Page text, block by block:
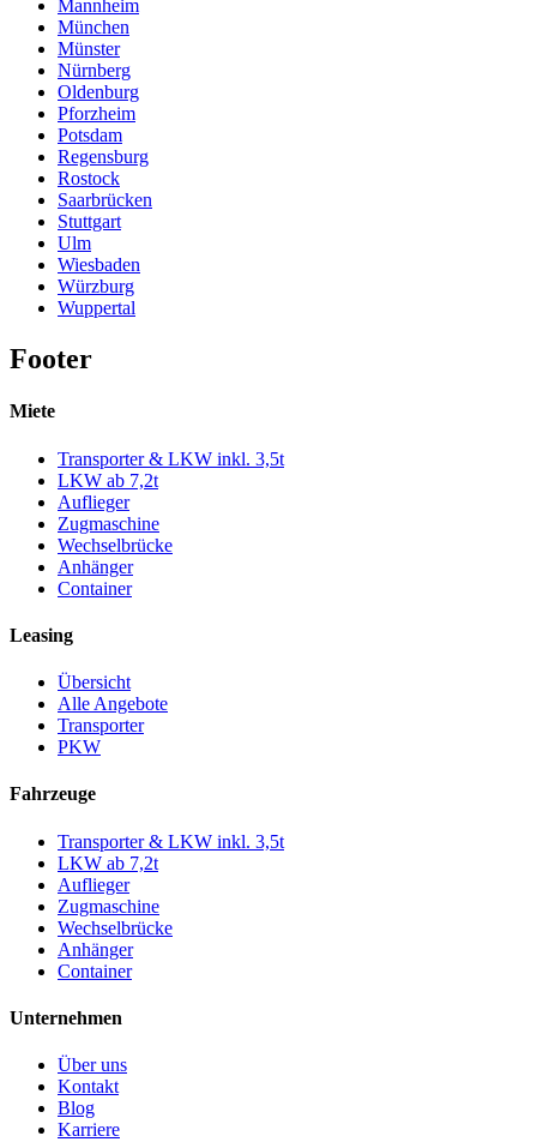
Mannheim
München
Münster
Nürnberg
Oldenburg
Pforzheim
Potsdam
Regensburg
Rostock
Saarbrücken
Stuttgart
Ulm
Wiesbaden
Würzburg
Wuppertal
Footer
Miete
Transporter & LKW inkl. 3,5t
LKW ab 7,2t
Auflieger
Zugmaschine
Wechselbrücke
Anhänger
Container
Leasing
Übersicht
Alle Angebote
Transporter
PKW
Fahrzeuge
Transporter & LKW inkl. 3,5t
LKW ab 7,2t
Auflieger
Zugmaschine
Wechselbrücke
Anhänger
Container
Unternehmen
Über uns
Kontakt
Blog
Karriere